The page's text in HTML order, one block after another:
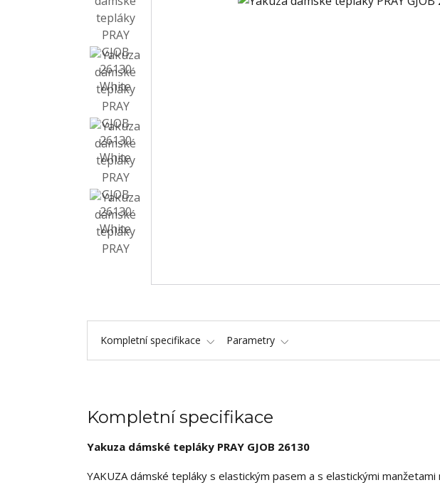
Kompletní specifikace Parametry
Kompletní specifikace
Yakuza dámské tepláky PRAY GJOB 26130
YAKUZA dámské tepláky s elastickým pasem a s elastickými manžetami